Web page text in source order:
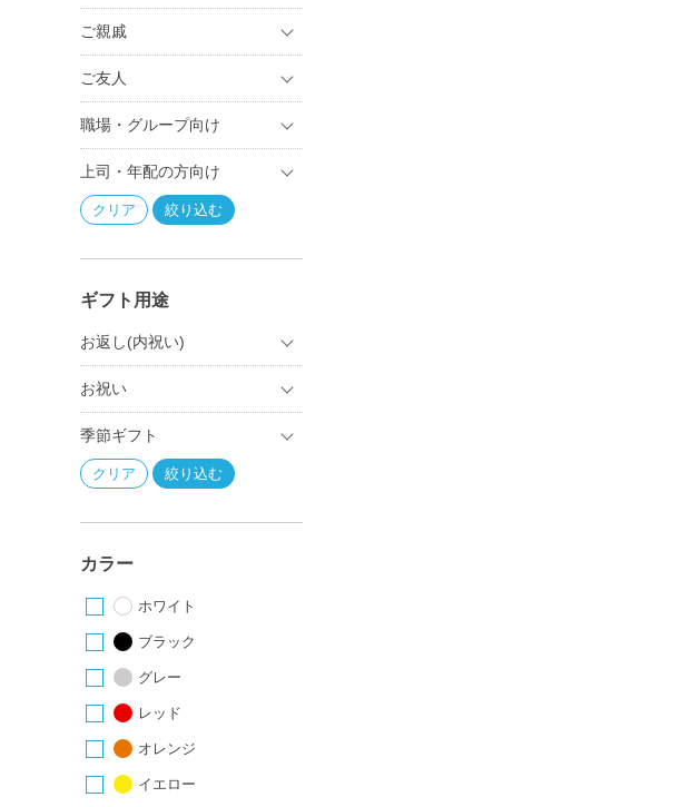
ご親戚
ご友人
職場・グループ向け
上司・年配の方向け
ギフト用途
お返し(内祝い)
お祝い
季節ギフト
カラー
ホワイト
ブラック
グレー
レッド
オレンジ
イエロー